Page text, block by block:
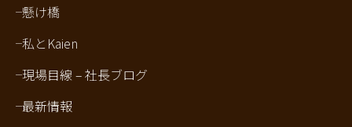
懸け橋
私とKaien
現場目線 – 社長ブログ
最新情報